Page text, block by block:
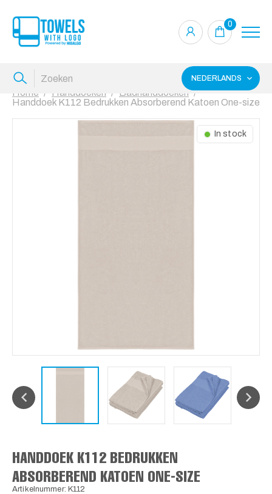
0
NEDERLANDS
Home Handdoeken
Badhanddoeken
Handdoek K112 Bedrukken Absorberend Katoen One-size
In stock
HANDDOEK K112 BEDRUKKEN
ABSORBEREND KATOEN ONE-SIZE
Artikelnummer: K112